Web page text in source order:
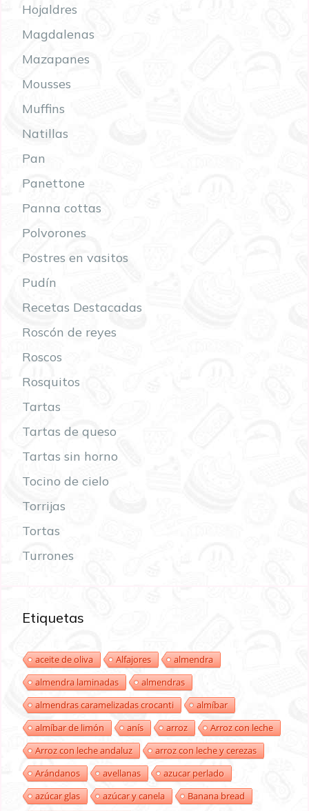
Hojaldres
Magdalenas
Mazapanes
Mousses
Muffins
Natillas
Pan
Panettone
Panna cottas
Polvorones
Postres en vasitos
Pudín
Recetas Destacadas
Roscón de reyes
Roscos
Rosquitos
Tartas
Tartas de queso
Tartas sin horno
Tocino de cielo
Torrijas
Tortas
Turrones
Etiquetas
aceite de oliva Alfajores
almendra
almendra laminadas
almendras
almendras caramelizadas crocanti
almíbar
almíbar de limón
anís arroz
Arroz con leche
Arroz con leche andaluz
arroz con leche y cerezas
Arándanos
avellanas
azucar perlado
azúcar glas
azúcar y canela
Banana bread